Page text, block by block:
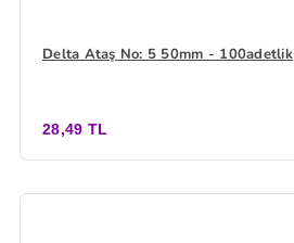
Delta Ataş No: 5 50mm - 100adetlik
28,49 TL